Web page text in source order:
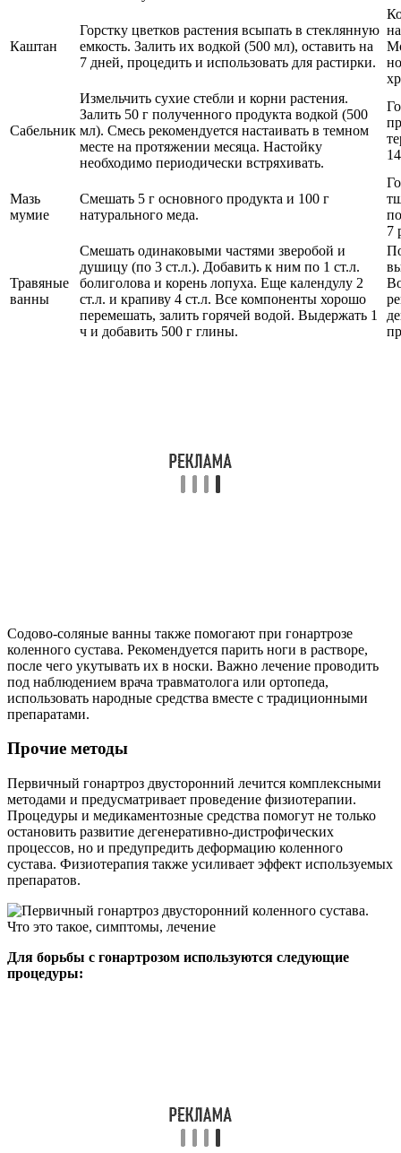
Каштан
Горстку цветков растения всыпать в стеклянную
емкость. Залить их водкой (500 мл), оставить на
7 дней, процедить и использовать для растирки.
Сабельник
Измельчить сухие стебли и корни растения.
Залить 50 г полученного продукта водкой (500
мл). Смесь рекомендуется настаивать в темном
месте на протяжении месяца. Настойку
необходимо периодически встряхивать.
Мазь
мумие
Смешать 5 г основного продукта и 100 г
натурального меда.
7
Травяные
ванны
Смешать одинаковыми частями зверобой и
душицу (по 3 ст.л.). Добавить к ним по 1 ст.л.
болиголова и корень лопуха. Еще календулу 2
ст.л. и крапиву 4 ст.л. Все компоненты хорошо
перемешать, залить горячей водой. Выдержать 1
ч и добавить 500 г глины.
Содово-соляные ванны также помогают при гонартрозе
коленного сустава. Рекомендуется парить ноги в растворе,
после чего укутывать их в носки. Важно лечение проводить
под наблюдением врача травматолога или ортопеда,
использовать народные средства вместе с традиционными
препаратами.
Прочие методы
Первичный гонартроз двусторонний лечится комплексными
методами и предусматривает проведение физиотерапии.
Процедуры и медикаментозные средства помогут не только
остановить развитие дегенеративно-дистрофических
процессов, но и предупредить деформацию коленного
сустава. Физиотерапия также усиливает эффект используемых
препаратов.
Для борьбы с гонартрозом используются следующие
процедуры: